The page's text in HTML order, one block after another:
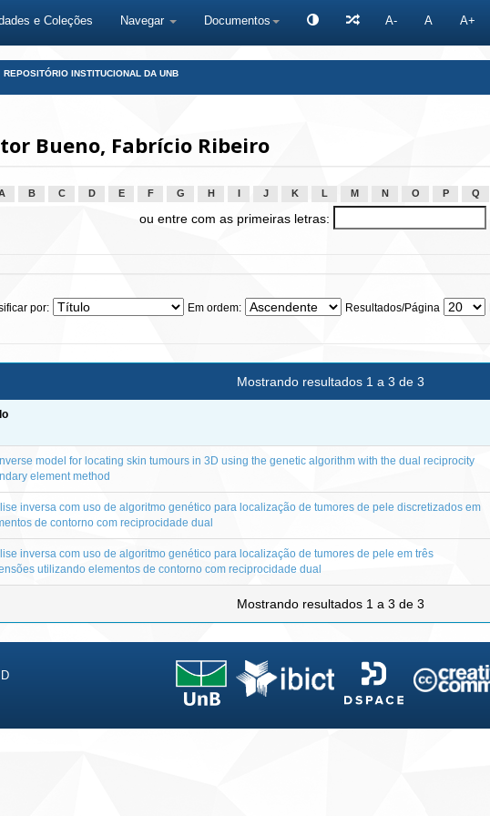
e Coleções Navegar Documentos A- A A+
REPOSITÓRIO INSTITUCIONAL DA UNB
Bueno, Fabrício Ribeiro
B C D E F G H J K L M N O P Q
ou entre com as primeiras letras:
por: Em ordem: Resultados/Página
Mostrando resultados 1 a 3 de 3
model for locating skin tumours in 3D using the genetic algorithm with the dual reciprocity
element method
inversa com uso de algoritmo genético para localização de tumores de pele discretizados em
de contorno com reciprocidade dual
inversa com uso de algoritmo genético para localização de tumores de pele em três
utilizando elementos de contorno com reciprocidade dual
Mostrando resultados 1 a 3 de 3